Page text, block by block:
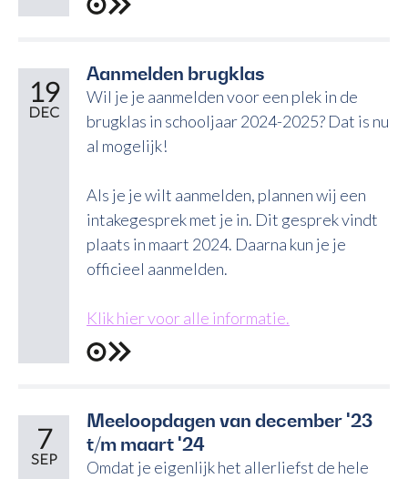
Aanmelden brugklas
19
DEC
Wil je je aanmelden voor een plek in de
brugklas in schooljaar 2024-2025? Dat is nu
al mogelijk!
Als je je wilt aanmelden, plannen wij een
intakegesprek met je in. Dit gesprek vindt
plaats in maart 2024. Daarna kun je je
officieel aanmelden.
Klik hier voor alle informatie.
Meeloopdagen van december '23
t/m maart '24
7
SEP
Omdat je eigenlijk het allerliefst de hele